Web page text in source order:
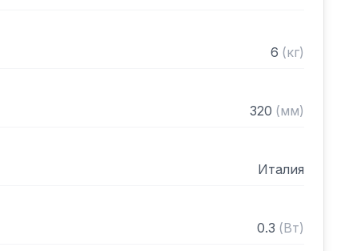
6 (кг)
320 (мм)
Италия
0.3 (Вт)